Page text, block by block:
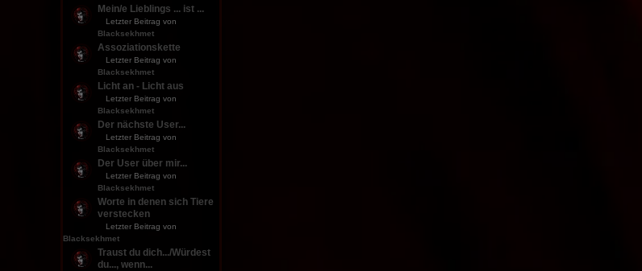
Mein/e Lieblings ... ist ...
Letzter Beitrag von
Blacksekhmet
Assoziationskette
Letzter Beitrag von
Blacksekhmet
Licht an - Licht aus
Letzter Beitrag von
Blacksekhmet
Der nächste User...
Letzter Beitrag von
Blacksekhmet
Der User über mir...
Letzter Beitrag von
Blacksekhmet
Worte in denen sich Tiere
verstecken
Letzter Beitrag von
Blacksekhmet
Traust du dich.../Würdest
du..., wenn...